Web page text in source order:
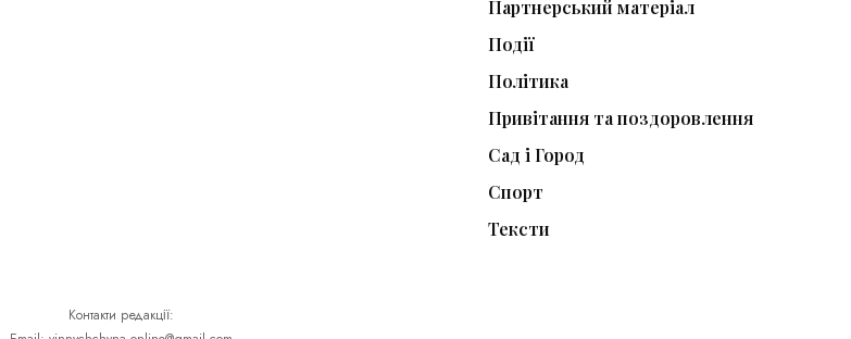
Партнерський матеріал
Події
Політика
Привітання та поздоровлення
Сад і Город
Спорт
Тексти
Контакти редакції: